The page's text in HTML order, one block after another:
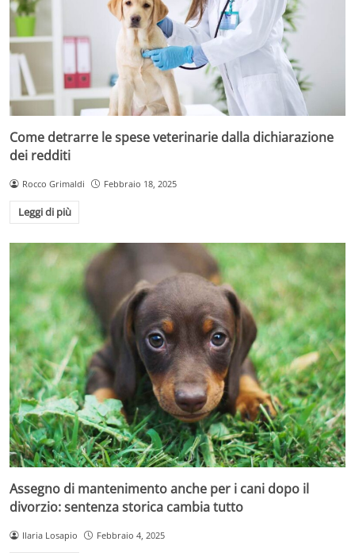
Come detrarre le spese veterinarie dalla dichiarazione
dei redditi
Rocco Grimaldi Febbraio 18, 2025
Leggi di più
Assegno di mantenimento anche per i cani dopo il
divorzio: sentenza storica cambia tutto
Ilaria Losapio Febbraio 4, 2025